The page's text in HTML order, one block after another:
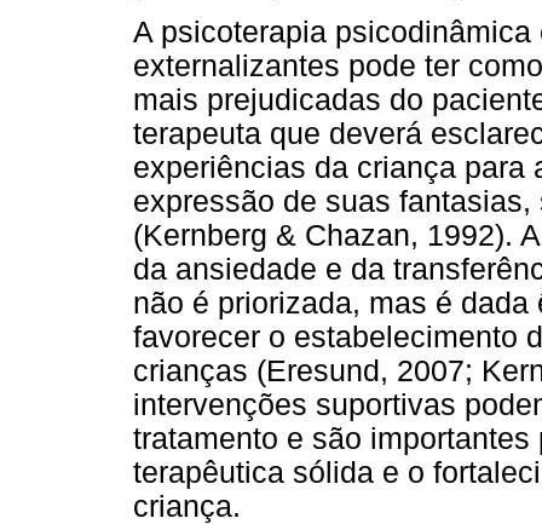
A psicoterapia
externalizantes pode ter
mais prejudicadas do
terapeuta que deverá
experiências da criança para
expressão de suas
(Kernberg & Chazan, 1992).
da ansiedade e da
não é priorizada, mas é
favorecer o estabelecimento
crianças (Eresund, 2007;
intervenções suportivas
tratamento e são
terapêutica sólida e o
criança.